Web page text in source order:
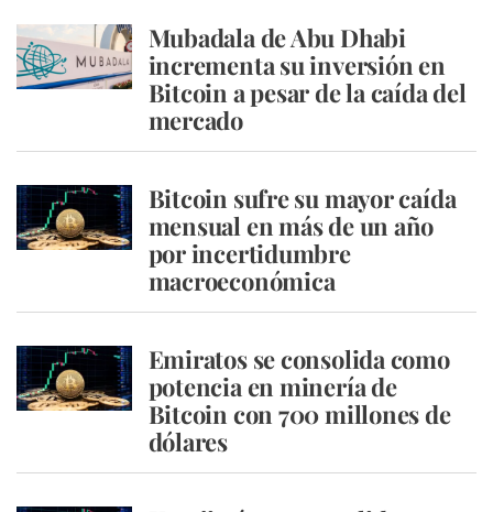
Mubadala de Abu Dhabi
incrementa su inversión en
Bitcoin a pesar de la caída del
mercado
Bitcoin sufre su mayor caída
mensual en más de un año
por incertidumbre
macroeconómica
Emiratos se consolida como
potencia en minería de
Bitcoin con 700 millones de
dólares